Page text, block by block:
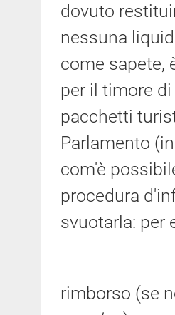
dovuto
nessuna
come sapete,
per il timore
pacchetti
Parlamento
com'è
procedura
svuotarla: per
rimborso (se